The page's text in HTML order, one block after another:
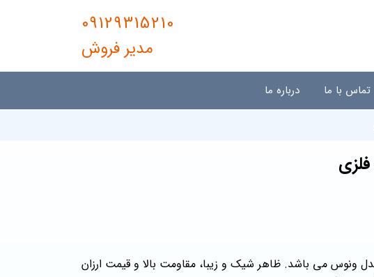
09129315210
مدیر فروش
تماس با ما درباره ما
ونوس می باشد. ظاهر شیک و زیبا، مقاومت بالا و قیمت ارزان